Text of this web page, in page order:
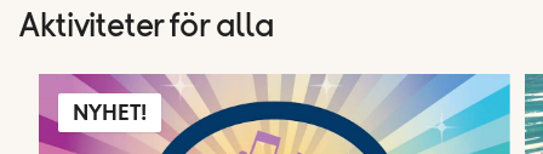
Aktiviteter för alla
NYHET!